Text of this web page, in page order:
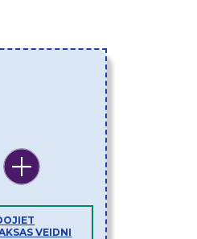
VEIDNI